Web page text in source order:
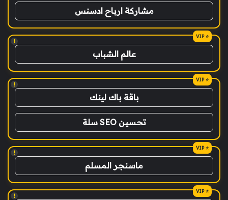
مشاركة ارباح ادسنس
!
عالم الشباب
!
باقة باك لينك
تحسين SEO سلة
!
ماسنجر المسلم
!